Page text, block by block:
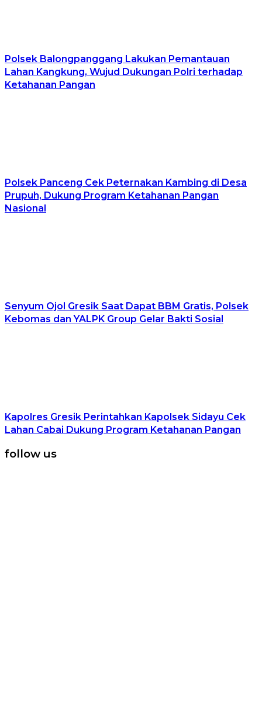
Polsek Balongpanggang Lakukan Pemantauan
Lahan Kangkung, Wujud Dukungan Polri terhadap
Ketahanan Pangan
Polsek Panceng Cek Peternakan Kambing di Desa
Prupuh, Dukung Program Ketahanan Pangan
Nasional
Senyum Ojol Gresik Saat Dapat BBM Gratis, Polsek
Kebomas dan YALPK Group Gelar Bakti Sosial
Kapolres Gresik Perintahkan Kapolsek Sidayu Cek
Lahan Cabai Dukung Program Ketahanan Pangan
follow us